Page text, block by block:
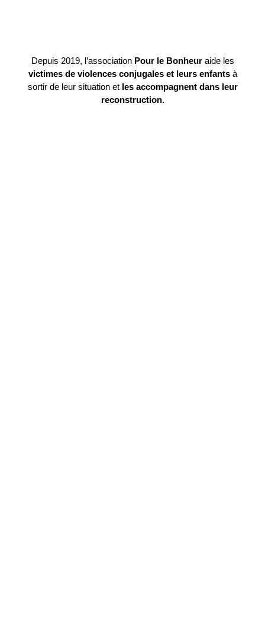
Depuis 2019, l’association Pour le Bonheuraide les
victimes de violences conjugales et leurs enfantsà
sortir de leur situation et les accompagnent dans leur
reconstruction.